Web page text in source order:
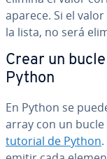
aparece. Si el
la lista, no será
Crear un
Python
En Python se
array con un bucle
tutorial de Python